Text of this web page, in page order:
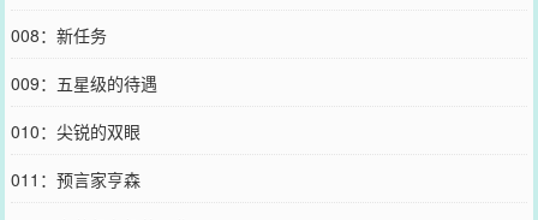
008：新任务
009：五星级的待遇
010：尖锐的双眼
011：预言家亨森